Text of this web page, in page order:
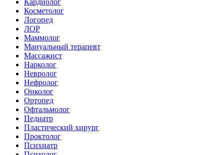
Кардиолог
Косметолог
Логопед
ЛОР
Маммолог
Мануальный терапевт
Массажист
Нарколог
Невролог
Нефролог
Онколог
Ортопед
Офтальмолог
Педиатр
Пластический хирург
Проктолог
Психиатр